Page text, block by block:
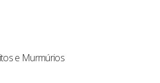
e Murmúrios